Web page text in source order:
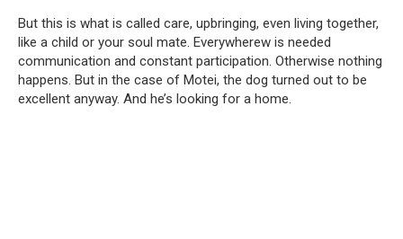
But this is what is called care, upbringing, even living together,
like a child or your soul mate. Everywherew is needed
communication and constant participation. Otherwise nothing
happens. But in the case of Motei, the dog turned out to be
excellent anyway. And he’s looking for a home.